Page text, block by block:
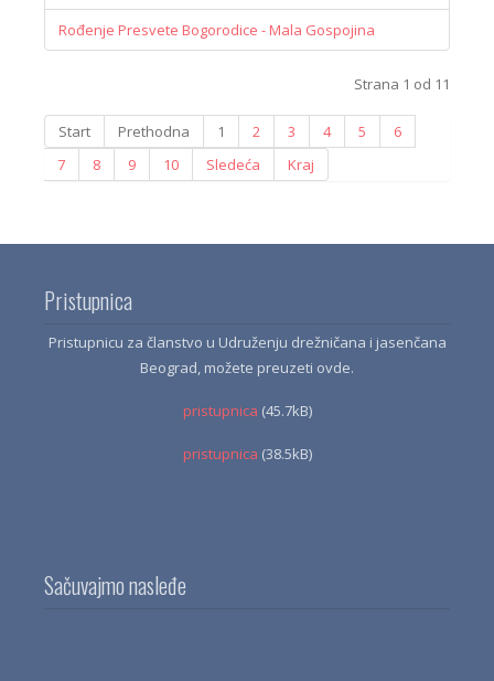
Rođenje Presvete Bogorodice - Mala Gospojina
Strana 1 od 11
Start Prethodna 1 2 3 4 5
6
7
8 9 10 Sledeća Kraj
Pristupnica
Pristupnicu za članstvo u Udruženju drežničana i jasenčana
Beograd, možete preuzeti ovde.
pristupnica (45.7kB)
pristupnica (38.5kB)
Sačuvajmo nasleđe